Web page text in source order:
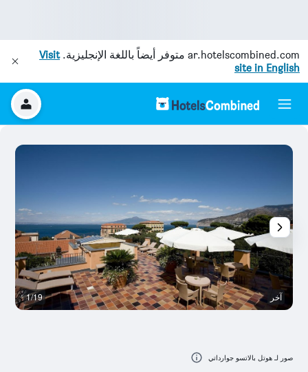
ar.hotelscombined.com متوفر أيضاً باللغة الإنجليزية.Visit
site in English
آخر 1/19
صور لـ هوتل بالاتسو جوارداتي